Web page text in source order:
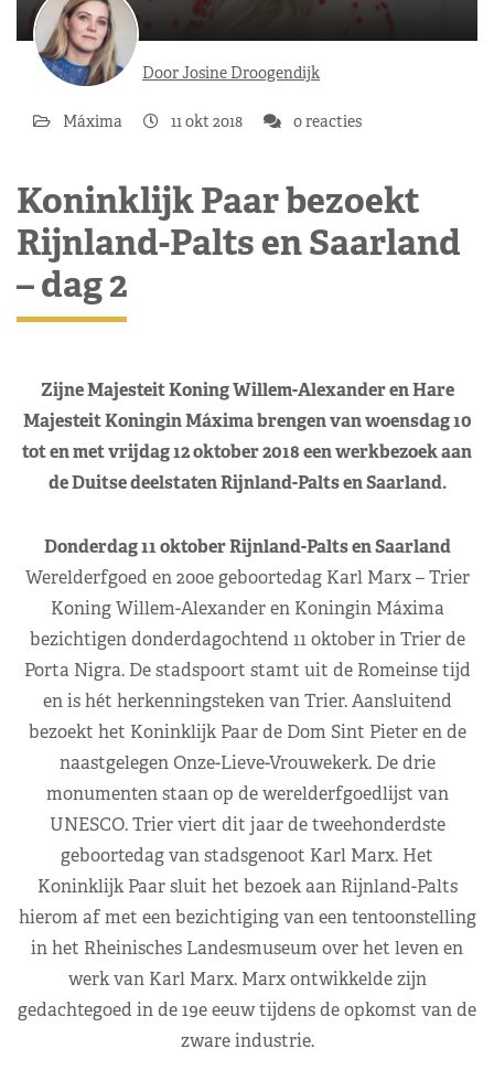
Door Josine Droogendijk
Máxima 11 okt 2018 0 reacties
Koninklijk Paar bezoekt
Rijnland-Palts en Saarland
– dag 2
Zijne Majesteit Koning Willem-Alexander en Hare
Majesteit Koningin Máxima brengen van woensdag 10
tot en met vrijdag 12 oktober 2018 een werkbezoek aan
de Duitse deelstaten Rijnland-Palts en Saarland.
Donderdag 11 oktober Rijnland-Palts en Saarland
Werelderfgoed en 200e geboortedag Karl Marx – Trier
Koning Willem-Alexander en Koningin Máxima
bezichtigen donderdagochtend 11 oktober in Trier de
Porta Nigra. De stadspoort stamt uit de Romeinse tijd
en is hét herkenningsteken van Trier. Aansluitend
bezoekt het Koninklijk Paar de Dom Sint Pieter en de
naastgelegen Onze-Lieve-Vrouwekerk. De drie
monumenten staan op de werelderfgoedlijst van
UNESCO. Trier viert dit jaar de tweehonderdste
geboortedag van stadsgenoot Karl Marx. Het
Koninklijk Paar sluit het bezoek aan Rijnland-Palts
hierom af met een bezichtiging van een tentoonstelling
in het Rheinisches Landesmuseum over het leven en
werk van Karl Marx. Marx ontwikkelde zijn
gedachtegoed in de 19e eeuw tijdens de opkomst van de
zware industrie.